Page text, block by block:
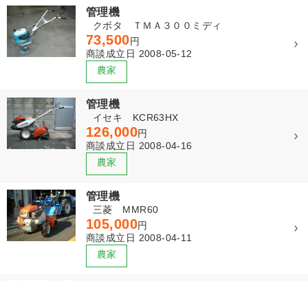
管理機
クボタ ＴＭＡ３００ミディ
73,500円
商談成立日 2008-05-12
管理機
イセキ KCR63HX
126,000円
商談成立日 2008-04-16
管理機
三菱 MMR60
105,000円
商談成立日 2008-04-11